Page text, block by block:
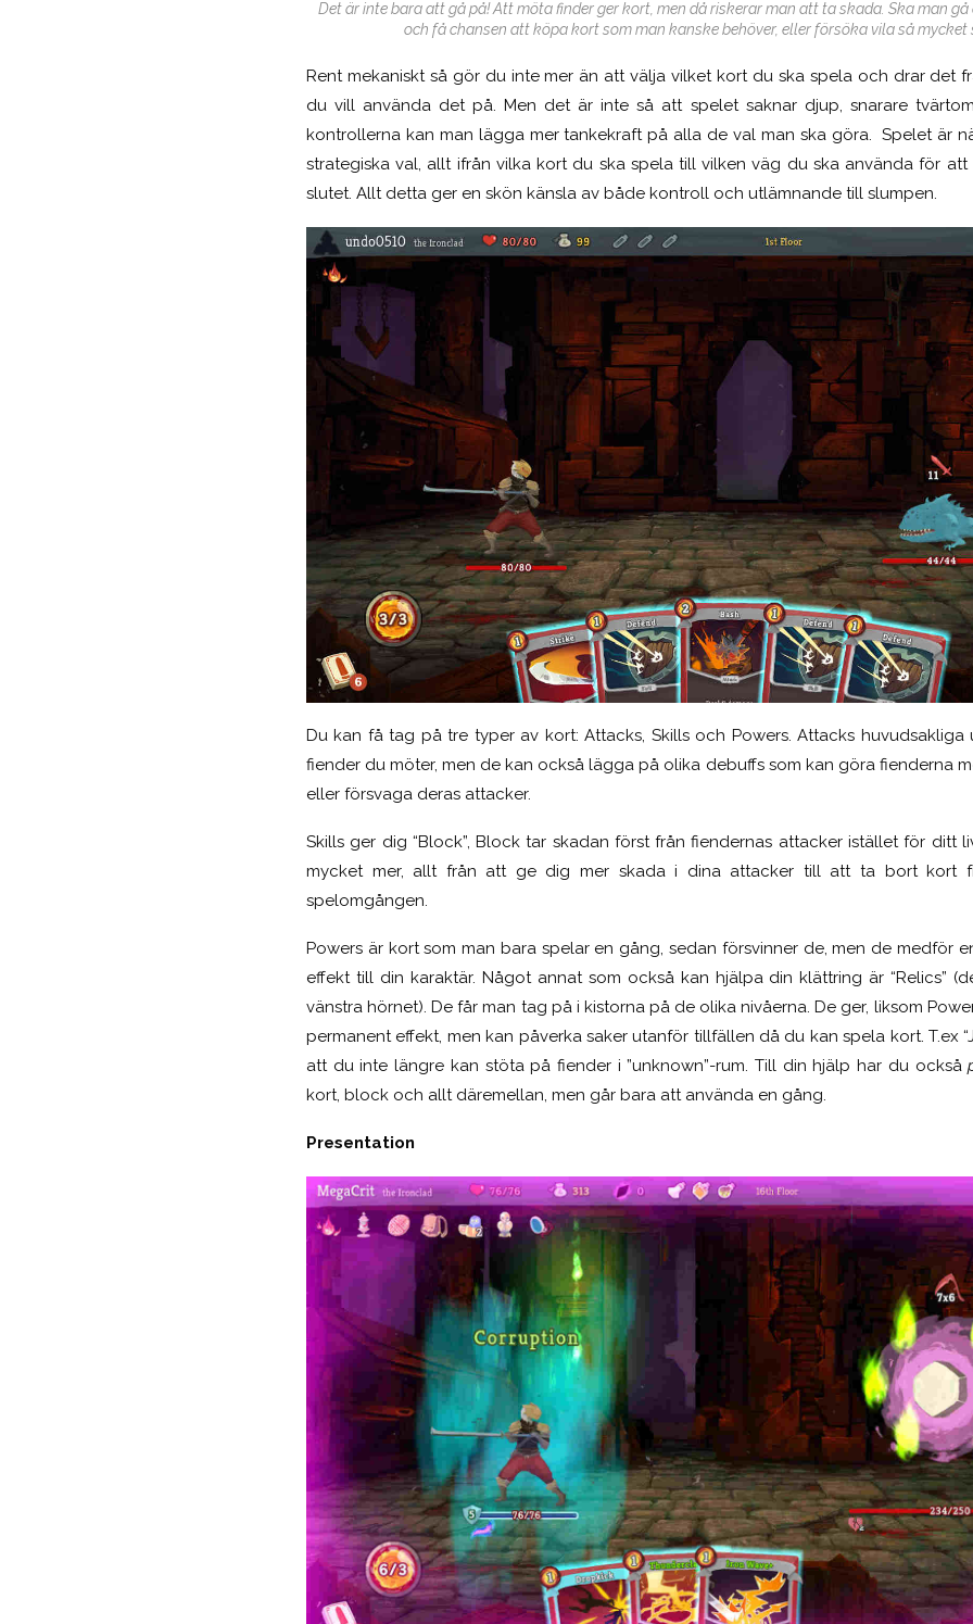
Det är inte bara att gå på! Att möta finder ger kort, men då riskerar man att ta skada. Ska man
och få chansen att köpa kort som man kanske behöver, eller försöka vila så mycket
Rent mekaniskt så gör du inte mer än att välja vilket kort du ska spela och drar det
du vill använda det på. Men det är inte så att spelet saknar djup, snarare
kontrollerna kan man lägga mer tankekraft på alla de val man ska göra. Spelet är
strategiska val, allt ifrån vilka kort du ska spela till vilken väg du ska använda för
slutet. Allt detta ger en skön känsla av både kontroll och utlämnande till slumpen.
Du kan få tag på tre typer av kort: Attacks, Skills och Powers. Attacks
fiender du möter, men de kan också lägga på olika debuffs som kan göra fienderna
eller försvaga deras attacker.
Skills ger dig “Block”, Block tar skadan först från fiendernas attacker istället för ditt
mycket mer, allt från att ge dig mer skada i dina attacker till att ta bort kort
spelomgången.
Powers är kort som man bara spelar en gång, sedan försvinner de, men de medför
effekt till din karaktär. Något annat som också kan hjälpa din klättring är “Relics”
vänstra hörnet). De får man tag på i kistorna på de olika nivåerna. De ger, liksom
permanent effekt, men kan påverka saker utanför tillfällen då du kan spela kort. T.ex
att du inte längre kan stöta på fiender i ”unknown”-rum. Till din hjälp har du också
kort, block och allt däremellan, men går bara att använda en gång.
Presentation